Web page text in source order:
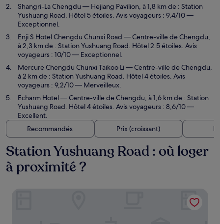
Shangri-La Chengdu — Hejiang Pavilion, à 1,8 km de : Station
Yushuang Road. Hôtel 5 étoiles. Avis voyageurs : 9,4/10 —
Exceptionnel.
Enji S Hotel Chengdu Chunxi Road — Centre-ville de Chengdu,
à 2,3 km de : Station Yushuang Road. Hôtel 2.5 étoiles. Avis
voyageurs : 10/10 — Exceptionnel.
Mercure Chengdu Chunxi Taikoo Li— Centre-ville de Chengdu,
à 2 km de : Station Yushuang Road. Hôtel 4 étoiles. Avis
voyageurs : 9,2/10 — Merveilleux.
Echarm Hotel— Centre-ville de Chengdu, à 1,6 km de : Station
Yushuang Road. Hôtel 4 étoiles. Avis voyageurs : 8,6/10 —
Excellent.
Recommandés
Prix (croissant)
Station Yushuang Road : où loger
à proximité ?